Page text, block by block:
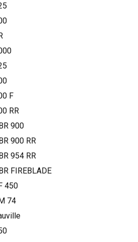
F
RR
900
900 RR
954 RR
FIREBLADE
450
74